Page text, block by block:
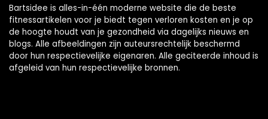
Bartsidee is alles-in-één moderne website die de beste
fitnessartikelen voor je biedt tegen verloren kosten en je op
de hoogte houdt van je gezondheid via dagelijks nieuws en
blogs. Alle afbeeldingen zijn auteursrechtelijk beschermd
door hun respectievelijke eigenaren. Alle geciteerde inhoud is
afgeleid van hun respectievelijke bronnen.